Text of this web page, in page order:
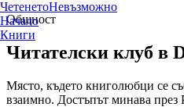
ЧетенетоНевъзможно
Начало
Книги
Общност
Читателски клуб в
Място, където книголюбци се
взаимно. Достъпът минава през